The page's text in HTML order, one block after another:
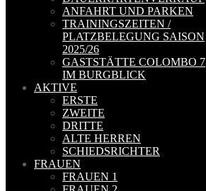
ANFAHRT UND PARKEN
TRAININGSZEITEN /
PLATZBELEGUNG SAISON
2025/26
GASTSTÄTTE COLOMBO 7
IM BURGBLICK
AKTIVE
ERSTE
ZWEITE
DRITTE
ALTE HERREN
SCHIEDSRICHTER
FRAUEN
FRAUEN 1